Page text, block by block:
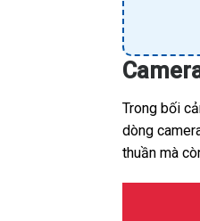
Trong bối
dòng
thuần mà